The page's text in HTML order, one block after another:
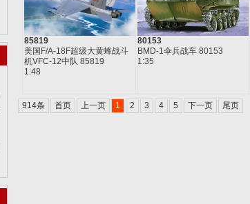
85819
美国F/A-18F超级大黄蜂战斗
机VFC-12中队 85819
1:48
80153
BMD-1伞兵战车 80153
1:35
914条 首页 上一页 1 2 3 4 5 下一页 尾页